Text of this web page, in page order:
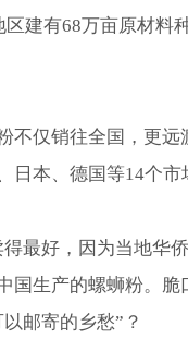
建有68万亩原材料
不仅销往全国，更
日本、德国等14个市
最好，因为当地华
国生产的螺蛳粉。
邮寄的乡愁”？